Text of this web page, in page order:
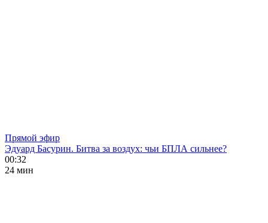
Прямой эфир
Эдуард Басурин. Битва за воздух: чьи БПЛА сильнее?
00:32
24 мин